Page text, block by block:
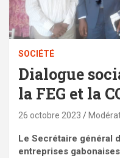
SOCIÉTÉ
Dialogue
la FEG et la
26 octobre 2023
Le Secrétaire général
entreprises